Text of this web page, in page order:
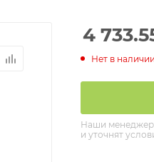
4
Нет в наличии
Наши
и уточнят